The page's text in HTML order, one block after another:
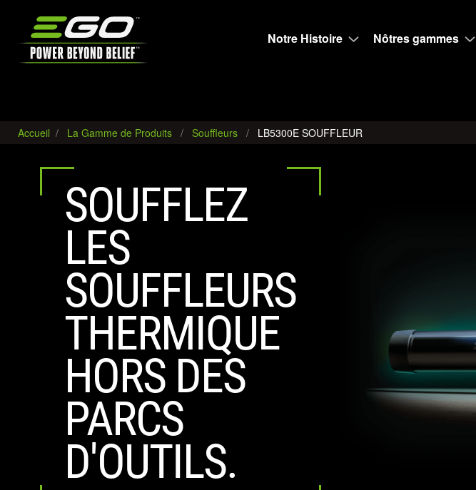
Notre Histoire
Nôtres gammes
Accueil La Gamme de Produits Souffleurs LB5300E SOUFFLEUR
SOUFFLEZ
LES
SOUFFLEURS
THERMIQUE
HORS DES
PARCS
D'OUTILS.